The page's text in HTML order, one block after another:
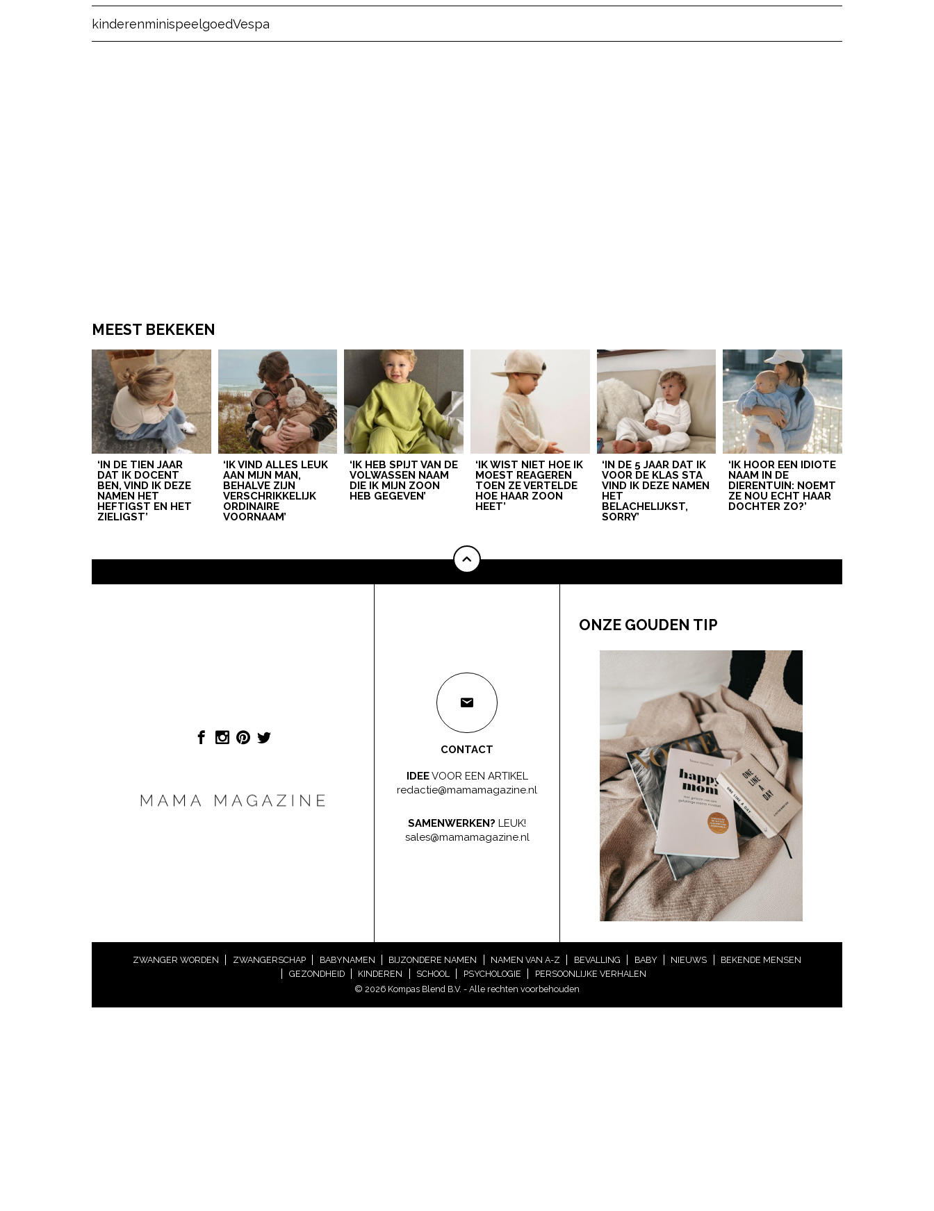
Post Views: 14
kinderenminispeelgoedVespa
MEEST BEKEKEN
‘IN DE TIEN JAAR
DAT IK DOCENT
BEN, VIND IK DEZE
NAMEN HET
HEFTIGST EN HET
ZIELIGST’
‘IK VIND ALLES LEUK
AAN MIJN MAN,
BEHALVE ZIJN
VERSCHRIKKELIJK
ORDINAIRE
VOORNAAM’
‘IK HEB SPIJT VAN DE
VOLWASSEN NAAM
DIE IK MIJN ZOON
HEB GEGEVEN’
‘IK WIST NIET HOE IK
MOEST REAGEREN
TOEN ZE VERTELDE
HOE HAAR ZOON
HEET’
‘IN DE 5 JAAR DAT IK
VOOR DE KLAS STA
VIND IK DEZE NAMEN
HET
BELACHELIJKST,
SORRY’
‘IK HOOR EEN IDIOTE
NAAM IN DE
DIERENTUIN: NOEMT
ZE NOU ECHT HAAR
DOCHTER ZO?’
CONTACT
IDEEVOOR EEN ARTIKEL
redactie@mamamagazine.nl
SAMENWERKEN? LEUK!
sales@mamamagazine.nl
ONZE GOUDEN TIP
ZWANGER WORDEN ZWANGERSCHAP BABYNAMEN BIJZONDERE NAMEN NAMEN VAN A-Z BEVALLING BABY NIEUWS
BEKENDE MENSEN
GEZONDHEID
KINDEREN SCHOOL PSYCHOLOGIE
PERSOONLIJKE VERHALEN
© 2026 Kompas Blend B.V. - Alle rechten voorbehouden